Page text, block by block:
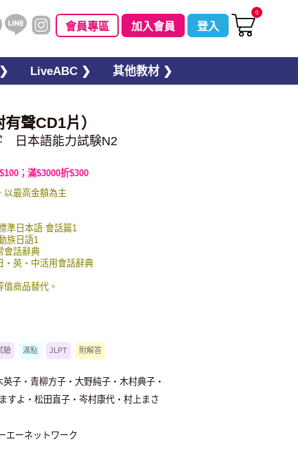
會員專區 加入會員 登入
0
LiveABC ❯ 其他教材 ❯
聲CD1片）
日本語能力試験N2
；滿$3000折$300
以最高金額為主
準日本語 會話篇1
族日語1
會話辭典
・英・中活用會話辭典
商品替代。
驗 滿點 JLPT 附解答
英子・青柳方子・大野純子・木村典子・
すよ・松田直子・岑村康代・村上まさ
エーネットワーク